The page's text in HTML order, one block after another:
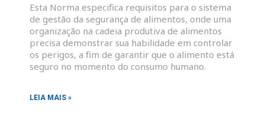
Esta Norma especifica requisitos para o sistema
de gestão da segurança de alimentos, onde uma
organização na cadeia produtiva de alimentos
precisa demonstrar sua habilidade em controlar
os perigos, a fim de garantir que o alimento está
seguro no momento do consumo humano.
LEIA MAIS »